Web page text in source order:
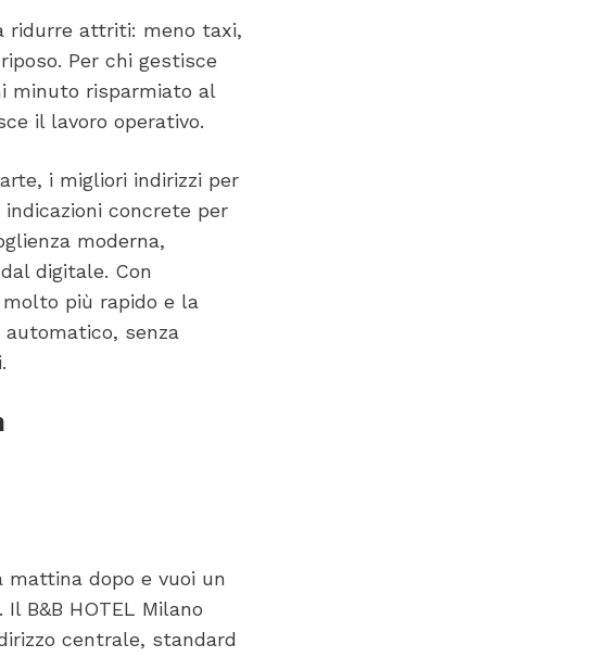
ridurre attriti: meno taxi,
Per chi gestisce
minuto risparmiato al
il lavoro operativo.
i migliori indirizzi per
concrete per
moderna,
digitale. Con
più rapido e la
senza
dopo e vuoi un
B&B HOTEL Milano
centrale, standard